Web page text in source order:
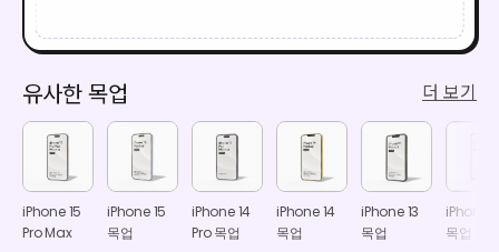
유사한 목업 더 보기
iPhone 15
Pro Max
iPhone 15
목업
iPhone 14
Pro 목업
iPhone 14
목업
iPhone 13
목업
iPhone
목업